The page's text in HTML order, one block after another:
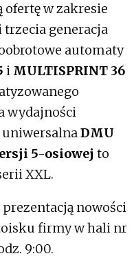
w zakresie
generacja
automaty
i MULTISPRINT 36
wydajności
DMU
5-osiowej to
XXL.
nowości
firmy w hali nr
9:00.